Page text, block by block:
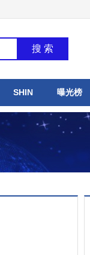
搜 索
SHIN 曝光榜